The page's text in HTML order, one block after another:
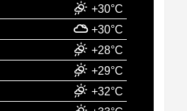
+30°C
+30°C
+28°C
+29°C
+32°C